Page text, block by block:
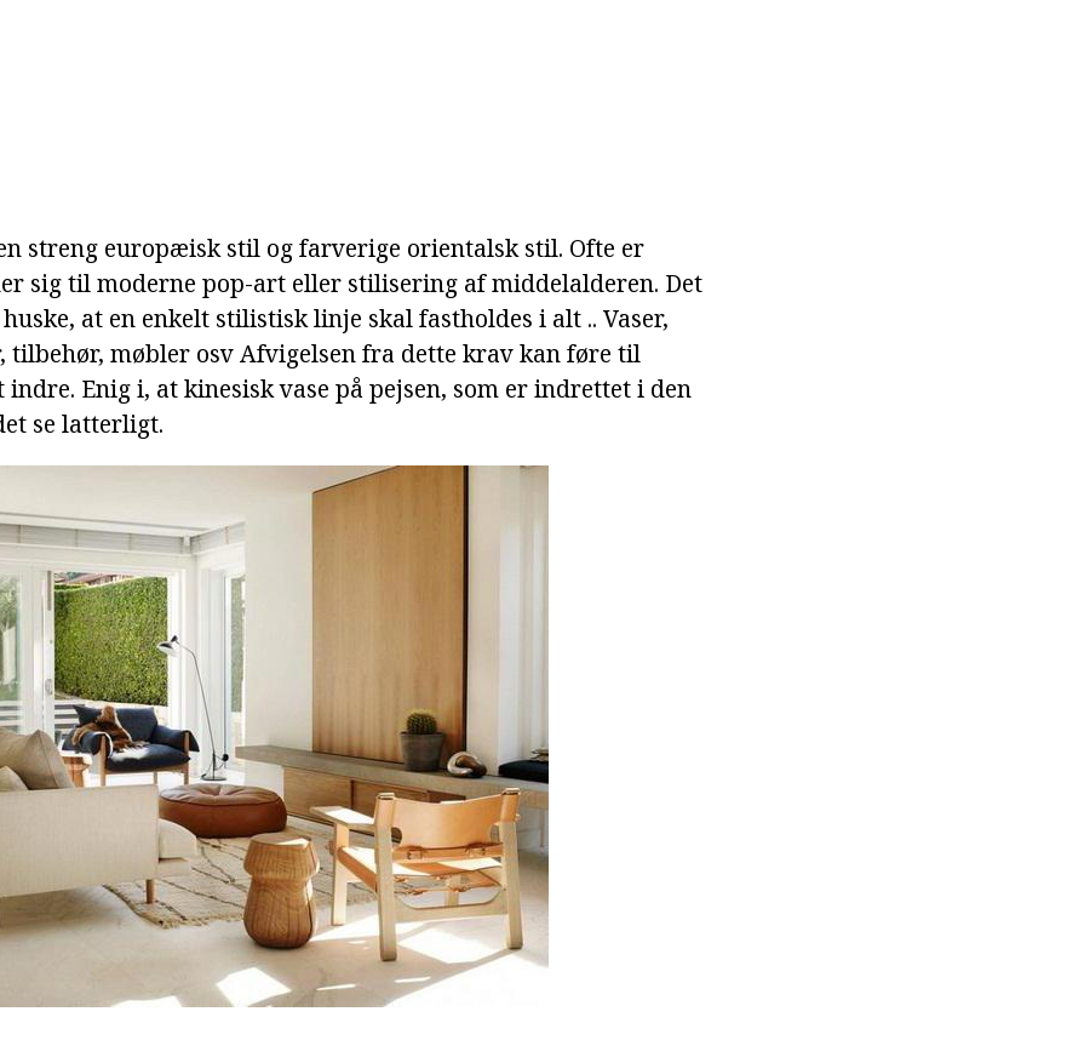
streng europæisk stil og farverige orientalsk stil. Ofte er
sig til moderne pop-art eller stilisering af middelalderen. Det
at en enkelt stilistisk linje skal fastholdes i alt .. Vaser,
tilbehør, møbler osv Afvigelsen fra dette krav kan føre til
Enig i, at kinesisk vase på pejsen, som er indrettet i den
se latterligt.